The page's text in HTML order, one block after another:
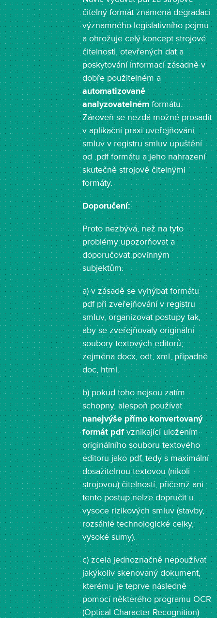
čitelný formát znamená degradaci
významného legislativního pojmu
a ohrožuje celý koncept strojové
čitelnosti, otevřených dat a
poskytování informací zásadně v
dobře použitelném a
automatizovaně
analyzovatelnémformátu.
Zároveň se nezdá možné prosadit
v aplikační praxi uveřejňování
smluv v registru smluv upuštění
od .pdf formátu a jeho nahrazení
skutečně strojově čitelnými
formáty.
Doporučení:
Proto nezbývá, než na tyto
problémy upozorňovat a
doporučovat povinným
subjektům:
a) v zásadě se vyhýbat formátu
pdf při zveřejňování v registru
smluv, organizovat postupy tak,
aby se zveřejňovaly originální
soubory textových editorů,
zejména docx, odt, xml, případně
doc, html.
b) pokud toho nejsou zatím
schopny, alespoň používat
nanejvýše přímo konvertovaný
formát pdfvznikající uložením
originálního souboru textového
editoru jako pdf, tedy s maximální
dosažitelnou textovou (nikoli
strojovou) čitelností, přičemž ani
tento postup nelze dopručit u
vysoce rizikových smluv (stavby,
rozsáhlé technologické celky,
vysoké sumy).
c) zcela jednoznačně nepoužívat
jakýkoliv skenovaný dokument,
kterému je teprve následně
pomocí některého programu OCR
(Optical Character Recognition)